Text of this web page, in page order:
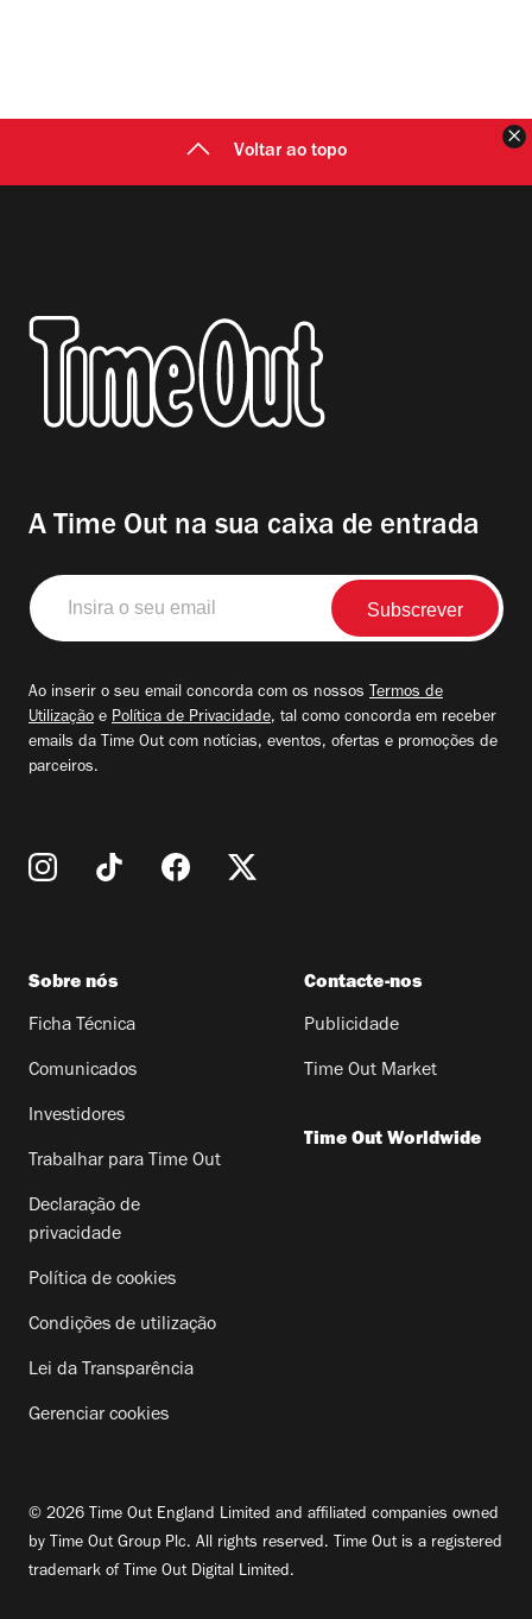
Voltar ao topo
A Time Out na sua caixa de entrada
Insira
o
seu
Ao inserir o seu email concorda com os nossos Termos de
Utilização e Política de Privacidade, tal como concorda em receber
emails da Time Out com notícias, eventos, ofertas e promoções de
parceiros.
Sobre nós
Ficha Técnica
Comunicados
Investidores
Trabalhar para Time Out
Declaração de
privacidade
Política de cookies
Condições de utilização
Lei da Transparência
Gerenciar cookies
Contacte-nos
Publicidade
Time Out Market
Time Out Worldwide
© 2026 Time Out England Limited and affiliated companies owned
by Time Out Group Plc. All rights reserved. Time Out is a registered
trademark of Time Out Digital Limited.